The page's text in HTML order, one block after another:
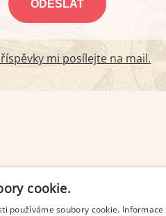
mi posílejte na mail.
ZÁSADY OCHRANY
cookie.
používáme soubory cookie.